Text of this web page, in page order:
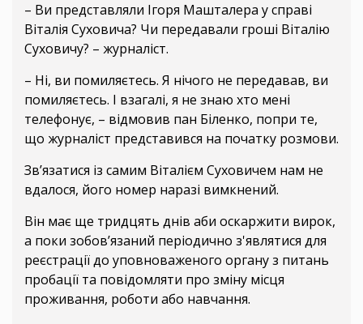
– Ви представляли Ігоря Машталера у справі
Віталія Суховича? Чи передавали гроші Віталію
Суховичу? – журналіст.
– Ні, ви помиляєтесь. Я нічого не передавав, ви
помиляєтесь. І взагалі, я не знаю хто мені
телефонує, – відмовив пан Біленко, попри те,
що журналіст представився на початку розмови.
Зв’язатися із самим Віталієм Суховичем нам не
вдалося, його номер наразі вимкнений.
Він має ще тридцять днів аби оскаржити вирок,
а поки зобов’язаний періодично з'являтися для
реєстрації до уповноваженого органу з питань
пробації та повідомляти про зміну місця
проживання, роботи або навчання.